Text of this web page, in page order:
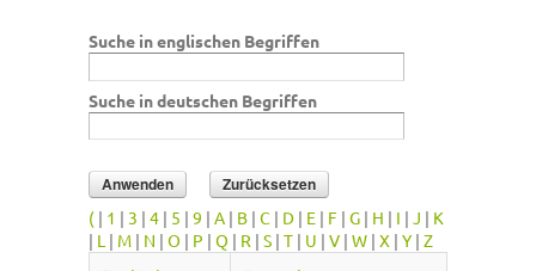
Suche in englischen Begriffen
Suche in deutschen Begriffen
( | 1 | 3 | 4 | 5 | 9 | A | B | C | D | E | F | G | H | I | J | K
| L | M | N | O | P | Q | R | S | T | U | V | W | X | Y | Z